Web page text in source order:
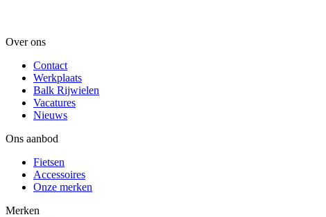
Over ons
Contact
Werkplaats
Balk Rijwielen
Vacatures
Nieuws
Ons aanbod
Fietsen
Accessoires
Onze merken
Merken